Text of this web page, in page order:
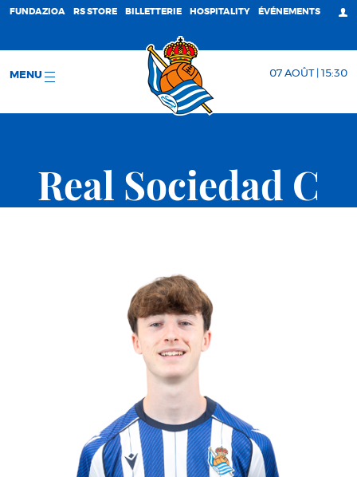
FUNDAZIOA RS STORE BILLETTERIE HOSPITALITY ÉVÉNEMENTS
MENU 07 AOÛT | 15:30
Real Sociedad C